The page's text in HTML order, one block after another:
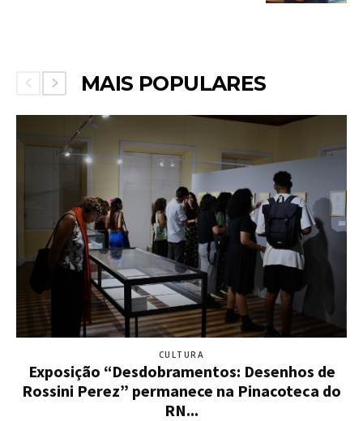
MAIS POPULARES
CULTURA
Exposição “Desdobramentos: Desenhos de
Rossini Perez” permanece na Pinacoteca do
RN...